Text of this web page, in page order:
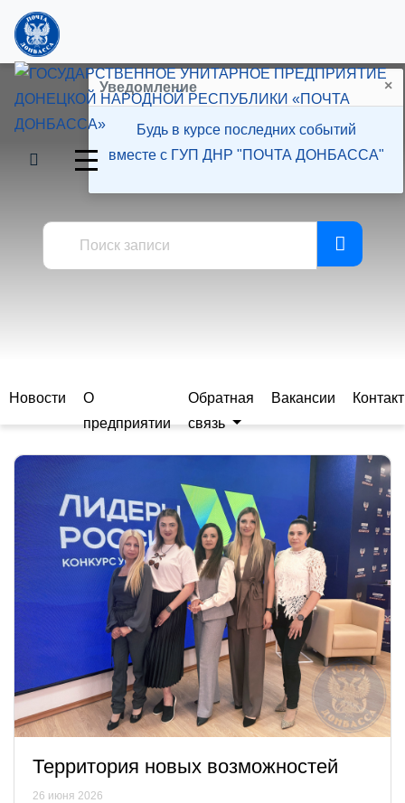
Пресс-центр
Новости
О
предприятии
Обратная
связь
Вакансии
Территория новых возможностей
26 июня 2026
Уведомление ×
Будь в курсе последних событий
вместе с ГУП ДНР "ПОЧТА ДОНБАССА"